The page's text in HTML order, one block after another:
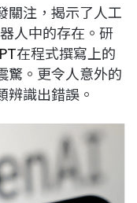
關注，揭示了人工
人中的存在。研
在程式撰寫上的
驚。更令人意外的
辨識出錯誤。